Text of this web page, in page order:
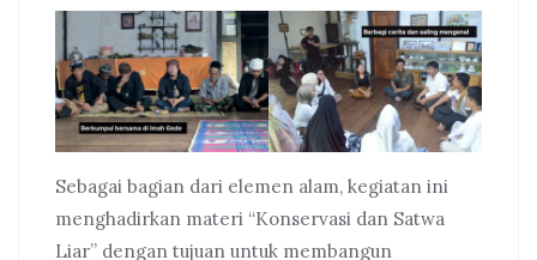
Sebagai bagian dari elemen alam, kegiatan ini
menghadirkan materi “Konservasi dan Satwa
Liar” dengan tujuan untuk membangun